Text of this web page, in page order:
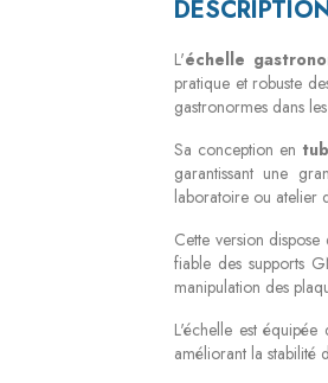
L'échelle
pratique et robuste
gastronormes dans
Sa conception en
garantissant une
laboratoire ou atelier
Cette version dispose
fiable des supports
manipulation des
L'échelle est équipée
améliorant la stabilité